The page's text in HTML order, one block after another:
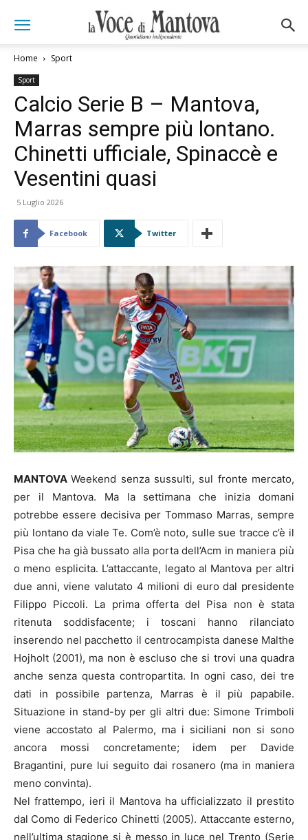
Home Sport
Sport
Calcio Serie B – Mantova,
Marras sempre più lontano.
Chinetti ufficiale, Spinaccè e
Vesentini quasi
5 Luglio 2026
Facebook Twitter
MANTOVAWeekend senza sussulti, sul fronte mercato,
per il Mantova. Ma la settimana che inizia domani
potrebbe essere decisiva per Tommaso Marras, sempre
più lontano da viale Te. Com’è noto, sulle sue tracce c’è il
Pisa che ha già bussato alla porta dell’Acm in maniera più
o meno esplicita. L’attaccante, legato al Mantova per altri
due anni, viene valutato 4 milioni di euro dal presidente
Filippo Piccoli. La prima offerta del Pisa non è stata
ritenuta soddisfacente; i toscani hanno rilanciato
inserendo nel pacchetto il centrocampista danese Malthe
Hojholt (2001), ma non è escluso che si trovi una quadra
anche senza questa contropartita. In ogni caso, dei tre
dati in possibile partenza, Marras è il più papabile.
Situazione in stand-by per gli altri due: Simone Trimboli
viene accostato al Palermo, ma i siciliani non si sono
ancora mossi concretamente; idem per Davide
Bragantini, pure lui seguito dai rosanero (ma in maniera
meno convinta).
Nel frattempo, ieri il Mantova ha ufficializzato il prestito
dal Como di Federico Chinetti (2005). Attaccante esterno,
nell’ultima stagione si è messo in luce nel Trento (Serie